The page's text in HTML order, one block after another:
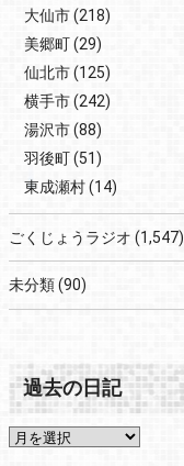
大仙市(218)
美郷町(29)
仙北市(125)
横手市(242)
湯沢市(88)
羽後町(51)
東成瀬村(14)
ごくじょうラジオ (1,547)
未分類(90)
過去の日記